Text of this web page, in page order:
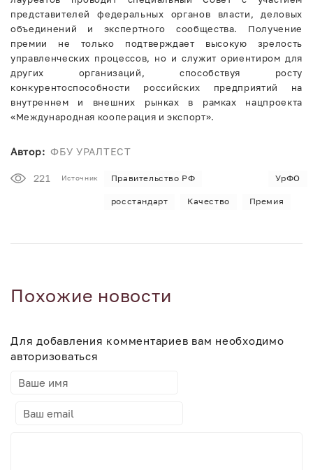
представителей федеральных органов власти, деловых
объединений и экспертного сообщества. Получение
премии не только подтверждает высокую зрелость
управленческих процессов, но и служит ориентиром для
других организаций, способствуя росту
конкурентоспособности российских предприятий на
внутреннем и внешних рынках в рамках нацпроекта
«Международная кооперация и экспорт».
Автор: ФБУ УРАЛТЕСТ
221 Источник Правительство РФ УрФО
росстандарт Качество Премия
Похожие новости
Для добавления комментариев вам необходимо
авторизоваться